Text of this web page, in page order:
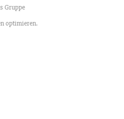
Gruppe
optimieren.